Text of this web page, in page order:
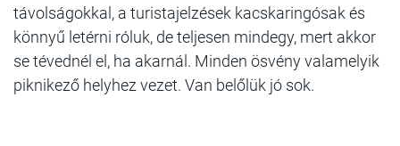
távolságokkal, a turistajelzések kacskaringósak és
könnyű letérni róluk, de teljesen mindegy, mert akkor
se tévednél el, ha akarnál. Minden ösvény valamelyik
piknikező helyhez vezet. Van belőlük jó sok.